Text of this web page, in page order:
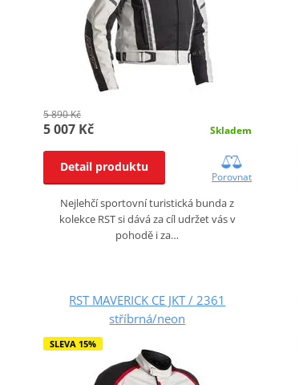
5 890 Kč
5 007 Kč Skladem
Detail produktu
Porovnat
Nejlehčí sportovní turistická bunda z
kolekce RST si dává za cíl udržet vás v
pohodě i za…
RST MAVERICK CE JKT / 2361
stříbrná/neon
SLEVA 15%